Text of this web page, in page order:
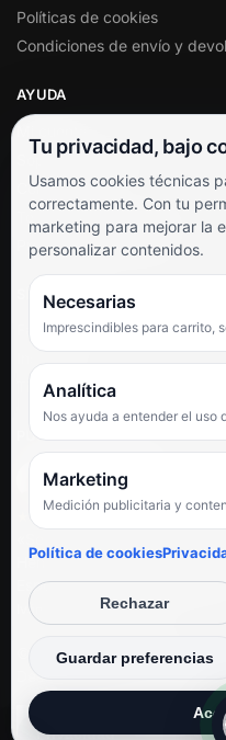
Políticas de cookies
Condiciones de envío y
AYUDA
Soporte al cliente
Contacto
Términos y condiciones
Preguntas frecuentes
SÍGUENOS
Facebook
TikTok
PUNTUACIÓN DE 4,6
★★★★★
Hemos comprado en varias
Espectacular, servicio de
Iván Rodríguez Ramos
© Electrodirecto 2026
Desarrollo y mantenimiento
Tu privacidad, bajo
Usamos cookies técnicas
correctamente. Con tu
marketing para mejorar la
personalizar contenidos.
Necesarias
Imprescindibles para carrito,
Analítica
Nos ayuda a entender el uso
Marketing
Medición publicitaria y
Política de cookies
Rechazar
Guardar preferencias
Privacidad